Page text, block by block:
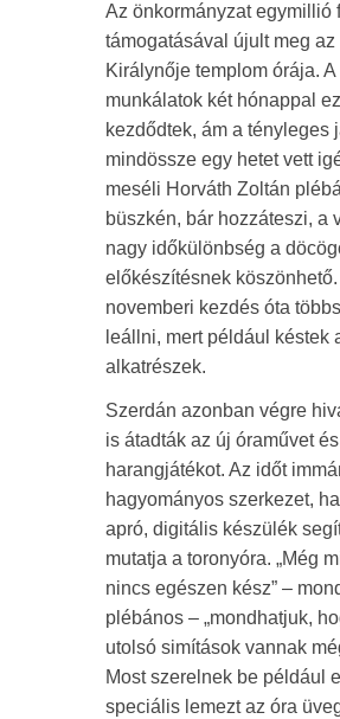
Az önkormányzat egymillió
támogatásával újult meg az
Királynője templom órája. A
munkálatok két hónappal
kezdődtek, ám a tényleges
mindössze egy hetet vett
meséli Horváth Zoltán
büszkén, bár hozzáteszi, a
nagy időkülönbség a
előkészítésnek köszönhető.
novemberi kezdés óta
leállni, mert például késtek
alkatrészek.
Szerdán azonban végre
is átadták az új óraművet
harangjátékot. Az időt
hagyományos szerkezet,
apró, digitális készülék
mutatja a toronyóra. „Még
nincs egészen kész” –
plébános – „mondhatjuk,
utolsó simítások vannak
Most szerelnek be például
speciális lemezt az óra